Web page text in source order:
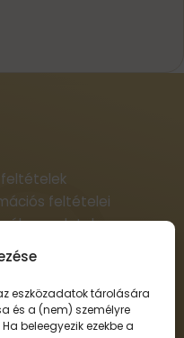
eszközadatok tárolására
és a (nem) személyre
beleegyezik ezekbe a
feltételek
feltételei
adatok
alapelvei
információk
fájlok